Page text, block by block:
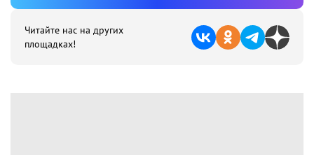
Читайте нас на других
площадках!